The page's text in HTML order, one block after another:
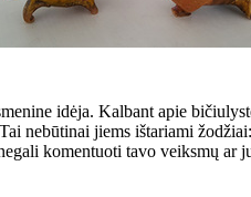
idėja. Kalbant apie
nebūtinai jiems ištariami
komentuoti tavo veiksmų